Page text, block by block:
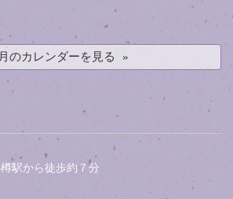
のカレンダーを見る
駅から徒歩約７分